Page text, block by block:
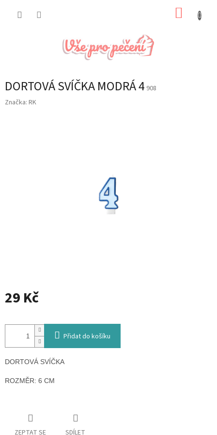
DORTOVÁ SVÍČKA MODRÁ 4 908
Značka: RK
29 Kč
cena:
Přidat do košíku
DORTOVÁ SVÍČKA
ROZMĚR: 6 CM
ZEPTAT SE SDÍLET